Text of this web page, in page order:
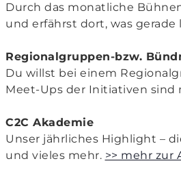
Durch das monatliche
und erfährst dort, was
Regionalgruppen-bzw.
Du willst bei einem
Meet-Ups der Initiativen sind
C2C Akademie
Unser jährliches Highlight –
und vieles mehr. >> mehr zur